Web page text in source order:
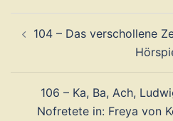
104 – Das verschollene
106 – Ka, Ba, Ach,
Nofretete in: Freya von